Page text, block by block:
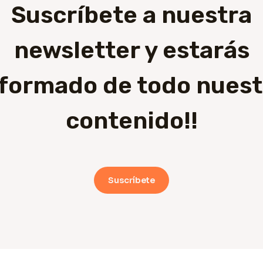
Suscríbete a nuestra
newsletter y estarás
de todo
contenido!!
Suscríbete